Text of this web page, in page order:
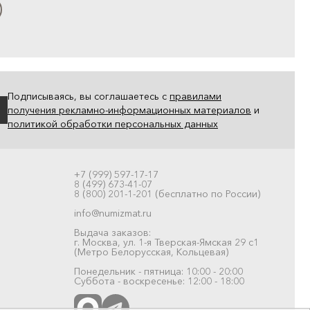
Подписываясь, вы соглашаетесь с правилами
получения рекламно-информационных материалов и
политикой обработки персональных данных
+7 (999) 597-17-17
8 (499) 673-41-07
8 (800) 201-1-201 (бесплатно по России)
info@numizmat.ru
Выдача заказов:
г. Москва, ул. 1-я Тверская-Ямская 29 с1
(Метро Белорусская, Кольцевая)
Понедельник - пятница: 10:00 - 20:00
Суббота - воскресенье: 12:00 - 18:00